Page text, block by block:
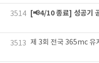
3514 [📢4/10 종료] 성공기
3513 제 3회 전국 365mc 유